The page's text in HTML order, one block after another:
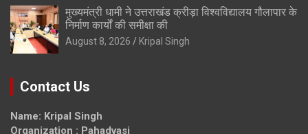
मुख्यमंत्री धामी ने उत्तराखंड क्रीड़ा विश्वविद्यालय गौलापार के
निर्माण कार्यों की समीक्षा की
August 8, 2026 Kripal Singh
Contact Us
Name: Kripal Singh
Organization : Pahadvasi